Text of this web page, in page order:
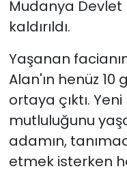
Mudanya
kaldırıldı.
Yaşanan
Alan'ın henüz
ortaya çıktı.
mutluluğunu
adamın,
etmek isterken